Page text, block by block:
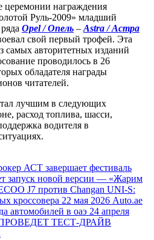
награждения
Руль-2009» младший
Opel / Опель – Astra / Астра
свой первый трофей. Эта
самых авторитетных изданий
проводилось в 26
обладателя награды
читателей.
лучшим в следующих
расход топлива, шасси,
водителя в
АСТ завершает фестиваль
запуск новой версии — «Жарим
J7 против Changan UNI-S:
кроссовера 22 мая 2026 Auto.ae
автомобилей в оаэ 24 апреля
ТЕСТ-ДРАЙВ